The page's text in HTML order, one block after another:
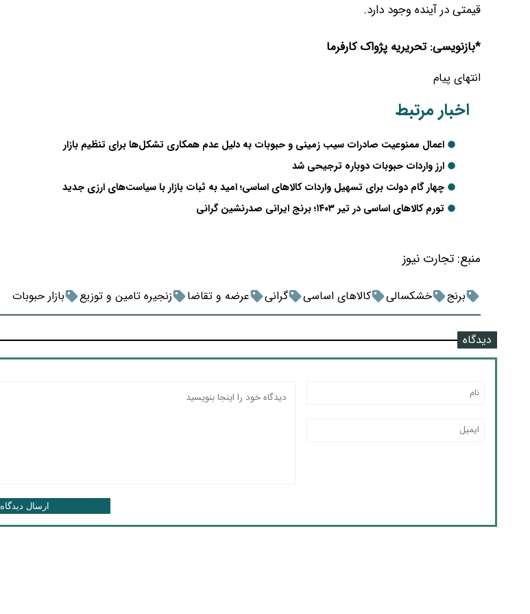
قیمتی در آینده وجود دارد.
*بازنویسی: تحریریه پژواک کارفرما
انتهای پیام
اخبار مرتبط
اعمال ممنوعیت صادرات سیب زمینی و حبوبات به دلیل عدم همکاری تشکل‌ها برای تنظیم بازار
ارز واردات حبوبات دوباره ترجیحی شد
چهار گام دولت برای تسهیل واردات کالاهای اساسی؛ امید به ثبات بازار با سیاست‌های ارزی جدید
تورم کالاهای اساسی در تیر ۱۴۰۳؛ برنج ایرانی صدرنشین گرانی
منبع: تجارت نیوز
برنج خشکسالی کالاهای اساسی گرانی عرضه و تقاضا زنجیره تامین و توزیع بازار حبوبات
دیدگاه
ارسال دیدگاه